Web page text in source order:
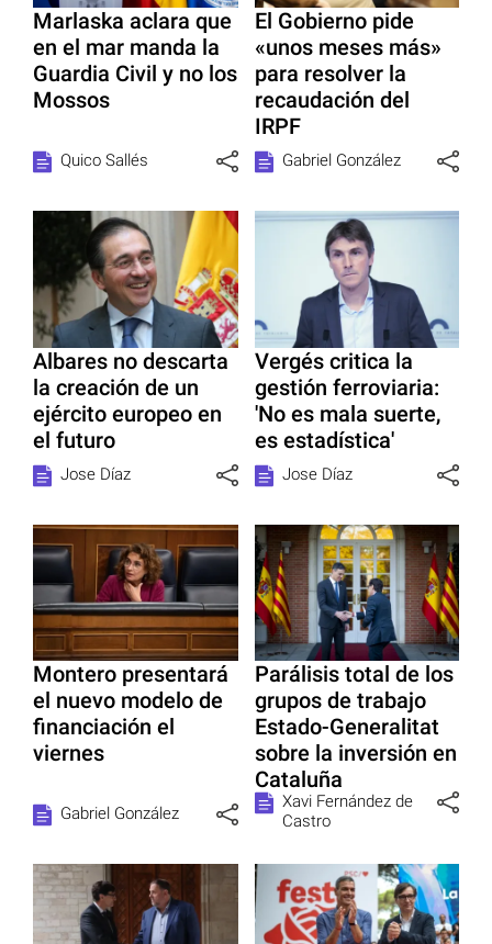
Marlaska aclara que
en el mar manda la
Guardia Civil y no los
Mossos
Quico Sallés
El Gobierno pide
«unos meses más»
para resolver la
recaudación del
IRPF
Gabriel González
Albares no descarta
la creación de un
ejército europeo en
el futuro
Jose Díaz
Vergés critica la
gestión ferroviaria:
'No es mala suerte,
es estadística'
Jose Díaz
Montero presentará
el nuevo modelo de
financiación el
viernes
Gabriel González
Parálisis total de los
grupos de trabajo
Estado-Generalitat
sobre la inversión en
Cataluña
Xavi Fernández de
Castro